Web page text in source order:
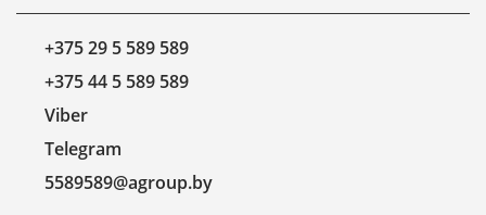
+375 29 5 589 589
+375 44 5 589 589
Viber
Telegram
5589589@agroup.by